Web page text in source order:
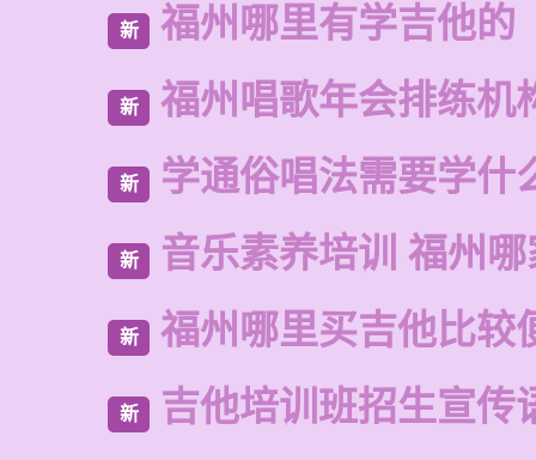
新 福州哪里有学吉他的
新 福州唱歌年会排练机
新 学通俗唱法需要学什
新 音乐素养培训 福州
新 福州哪里买吉他比较
新 吉他培训班招生宣传